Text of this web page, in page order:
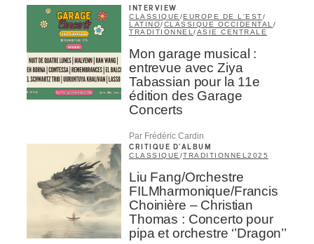
INTERVIEW
CLASSIQUE/EUROPE DE L'EST/
LATINO/CLASSIQUE OCCIDENTAL/
TRADITIONNEL/ASIE CENTRALE
Mon garage musical :
entrevue avec Ziya
Tabassian pour la 11e
édition des Garage
Concerts
Par Frédéric Cardin
CRITIQUE D'ALBUM
CLASSIQUE /TRADITIONNEL 2025
Liu Fang/Orchestre
FILMharmonique/Francis
Choinière – Christian
Thomas : Concerto pour
pipa et orchestre ‘’Dragon’’